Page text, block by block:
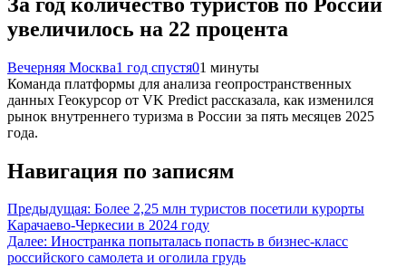
увеличилось на 22 процента
Вечерняя Москва1 год спустя01 минуты
Команда платформы для анализа геопространственных
данных Геокурсор от VK Predict рассказала, как изменился
рынок внутреннего туризма в России за пять месяцев 2025
года.
Навигация по записям
Предыдущая: Более 2,25 млн туристов посетили курорты
Карачаево-Черкесии в 2024 году
Далее: Иностранка попыталась попасть в бизнес-класс
российского самолета и оголила грудь